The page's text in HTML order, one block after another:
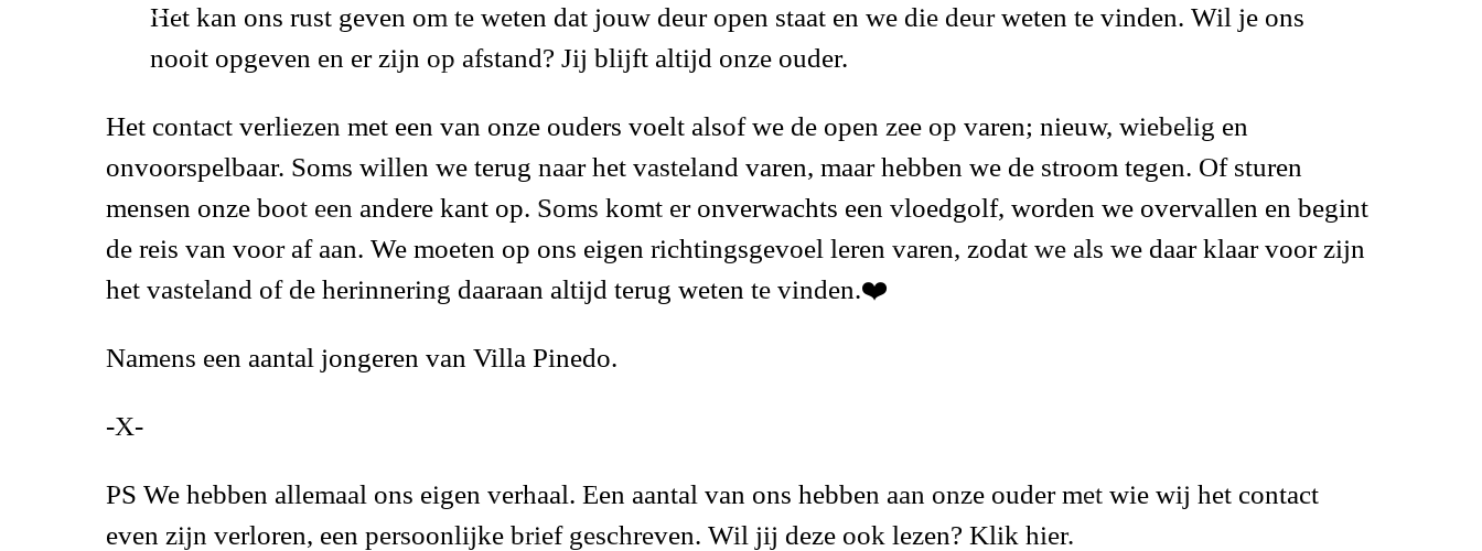
Het kan ons rust geven om te weten dat jouw deur open staat en we die deur weten te vinden. Wil je ons
nooit opgeven en er zijn op afstand? Jij blijft altijd onze ouder.
Het contact verliezen met een van onze ouders voelt alsof we de open zee op varen; nieuw, wiebelig en
onvoorspelbaar. Soms willen we terug naar het vasteland varen, maar hebben we de stroom tegen. Of sturen
mensen onze boot een andere kant op. Soms komt er onverwachts een vloedgolf, worden we overvallen en begint
de reis van voor af aan. We moeten op ons eigen richtingsgevoel leren varen, zodat we als we daar klaar voor zijn
het vasteland of de herinnering daaraan altijd terug weten te vinden.❤️
Namens een aantal jongeren van Villa Pinedo.
-X-
PS We hebben allemaal ons eigen verhaal. Een aantal van ons hebben aan onze ouder met wie wij het contact
even zijn verloren, een persoonlijke brief geschreven. Wil jij deze ook lezen? Klik hier.